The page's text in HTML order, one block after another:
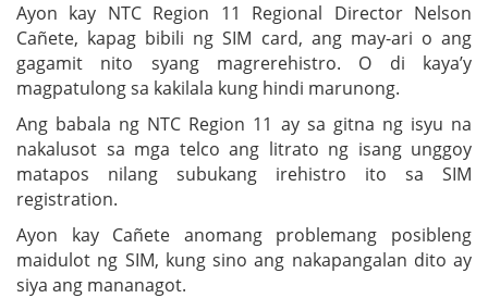
Ayon kay NTC Region 11 Regional Director Nelson
Cañete, kapag bibili ng SIM card, ang may-ari o ang
gagamit nito syang magrerehistro. O di kaya’y
magpatulong sa kakilala kung hindi marunong.
Ang babala ng NTC Region 11 ay sa gitna ng isyu na
nakalusot sa mga telco ang litrato ng isang unggoy
matapos nilang subukang irehistro ito sa SIM
registration.
Ayon kay Cañete anomang problemang posibleng
maidulot ng SIM, kung sino ang nakapangalan dito ay
siya ang mananagot.